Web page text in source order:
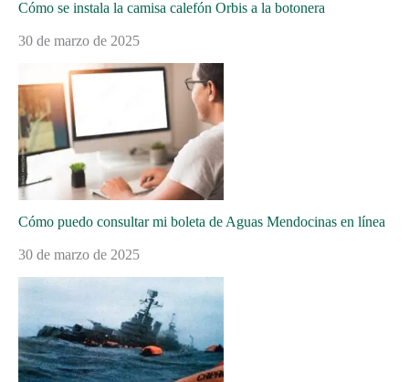
Cómo se instala la camisa calefón Orbis a la botonera
30 de marzo de 2025
Cómo puedo consultar mi boleta de Aguas Mendocinas en línea
30 de marzo de 2025